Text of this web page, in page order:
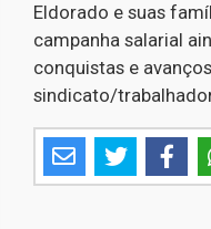
Eldorado e suas
campanha salarial
conquistas e
sindicato/